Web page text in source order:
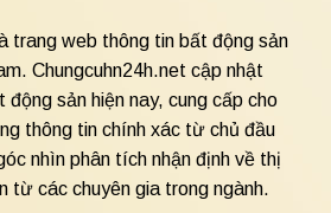
trang web thông tin bất động sản
Chungcuhn24h.net cập nhật
sản hiện nay, cung cấp cho
thông tin chính xác từ chủ đầu
nhìn phân tích nhận định về thị
từ các chuyên gia trong ngành.